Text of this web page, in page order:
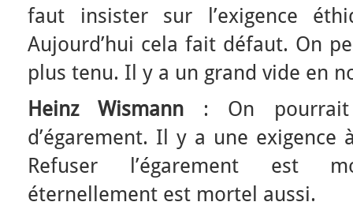
faut insister sur l’exigence
Aujourd’hui cela fait défaut. On
plus tenu. Il y a un grand vide en
Heinz Wismann : On pourrait
d’égarement. Il y a une exigence
Refuser l’égarement est
éternellement est mortel aussi.